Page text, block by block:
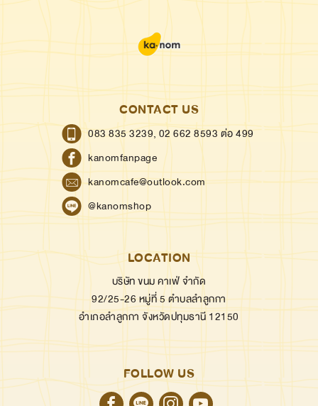
CONTACT US
083 835 3239, 02 662 8593 ต่อ 499
kanomfanpage
kanomcafe@outlook.com
@kanomshop
LOCATION
บริษัท ขนม คาเฟ่ จำกัด
92/25-26 หมู่ที่ 5 ตำบลลำลูกกา
อำเภอลำลูกกา จังหวัดปทุมธานี 12150
FOLLOW US